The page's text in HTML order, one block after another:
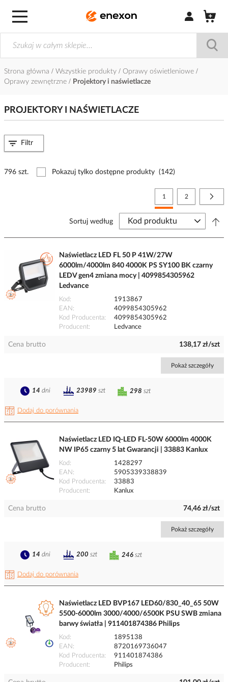
Zaloguj się /
Strona główna Wszystkie produkty
Oprawy oświetleniowe
Oprawy zewnętrzne
Projektory i naświetlacze
PROJEKTORY I NAŚWIETLACZE
796 szt. Pokazuj tylko dostępne produkty (142)
Strona
Aktualnie czytasz stronę
1 Strona
2
Sortuj według
Naświetlacz LED FL 50 P 41W/27W
6000lm/4000lm 840 4000K PS SY100 BK czarny
LEDV gen4 zmiana mocy | 4099854305962
Ledvance
Kod
1913867
EAN
4099854305962
Kod Producenta
4099854305962
Producent
Ledvance
Cena brutto 138,17 zł/szt
Pokaż szczegóły
Dodaj do porównania
298 szt
14 dni 23989 szt
Naświetlacz LED IQ-LED FL-50W 6000lm 4000K
NW IP65 czarny 5 lat Gwarancji | 33883 Kanlux
Kod
1428297
EAN
5905339338839
Kod Producenta
33883
Producent
Kanlux
Cena brutto 74,46 zł/szt
Pokaż szczegóły
Dodaj do porównania
246 szt
14 dni 200 szt
Naświetlacz LED BVP167 LED60/830_40_65 50W
5500-6000lm 3000/4000/6500K PSU SWB zmiana
barwy światła | 911401874386 Philips
Kod
1895138
EAN
8720169736047
Kod Producenta
911401874386
Producent
Philips
Filtr